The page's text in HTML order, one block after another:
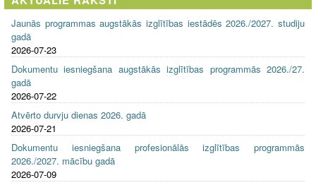
Jaunās programmas augstākās izglītības iestādēs 2026./2027. studiju
gadā
2026-07-23
Dokumentu iesniegšana augstākās izglītības programmās 2026./27.
gadā
2026-07-22
Atvērto durvju dienas 2026. gadā
2026-07-21
Dokumentu iesniegšana profesionālās izglītības programmās
2026./2027. mācību gadā
2026-07-09